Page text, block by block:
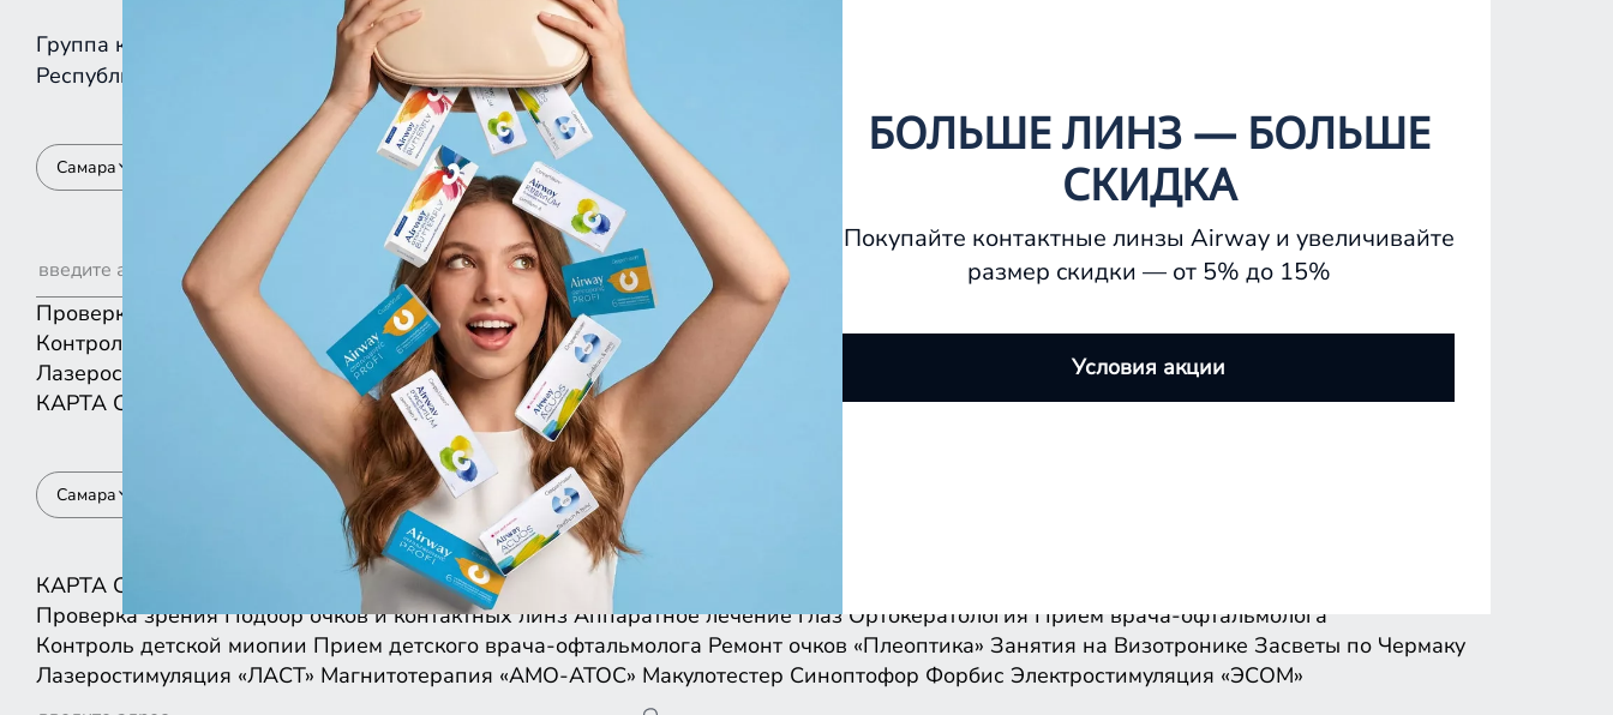
Группа компаний «Корд Оптика» - это более 100 салонов в Казани и
Республике Татарстан, Самаре, Уфе, Рыбинске.
Самара
Проверка зрения Подбор очков и контактных линз Аппаратное лечение глаз
Контроль детской миопии
Прием детского врача-офтальмолога Ремонт очков «Плеоптика» Занятия на Визотронике Засветы по Чермаку
Лазеростимуляция «ЛАСТ»
Магнитотерапия «АМО-АТОС» Макулотестер
Электростимуляция «ЭСОМ»
КАРТА СПИСКОМ
Самара
КАРТА СПИСКОМ
Проверка зрения Подбор очков и контактных линз Аппаратное лечение глаз Ортокератология Прием врача-офтальмолога
Контроль детской миопии Прием детского врача-офтальмолога Ремонт очков «Плеоптика» Занятия на Визотронике Засветы по Чермаку
Лазеростимуляция «ЛАСТ» Магнитотерапия «АМО-АТОС» Макулотестер Синоптофор Форбис Электростимуляция «ЭСОМ»
БОЛЬШЕ ЛИНЗ — БОЛЬШЕ
СКИДКА
Покупайте контактные линзы Airway и увеличивайте
размер скидки — от 5% до 15%
Условия акции